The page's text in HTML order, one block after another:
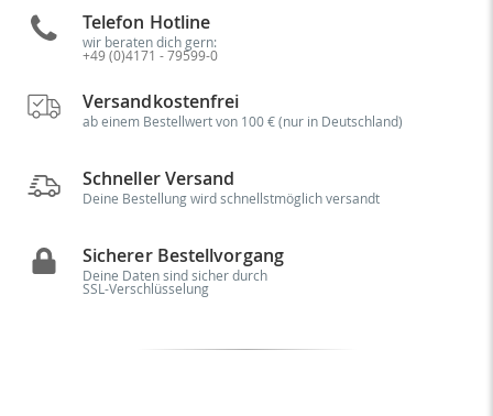
Telefon Hotline
wir beraten dich gern:
+49 (0)4171 - 79599-0
Versandkostenfrei
ab einem Bestellwert von 100 € (nur in Deutschland)
Schneller Versand
Deine Bestellung wird schnellstmöglich versandt
Sicherer Bestellvorgang
Deine Daten sind sicher durch
SSL-Verschlüsselung